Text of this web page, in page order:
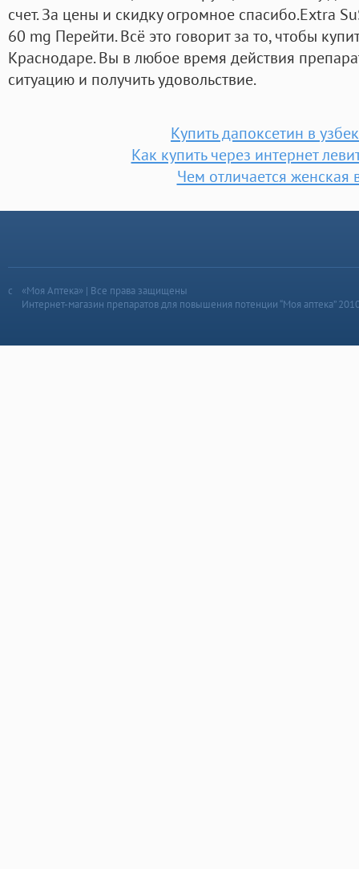
счет. За цены и скидку огромное спасибо.Extra
60 mg Перейти. Всё это говорит за то, чтобы
Краснодаре. Вы в любое время действия
ситуацию и получить удовольствие.
Купить дапоксетин в
Как купить через интернет
Чем отличается женская
«Моя Аптека» | Все права защищены
Интернет-магазин препаратов для повышения потенции “Моя аптека”